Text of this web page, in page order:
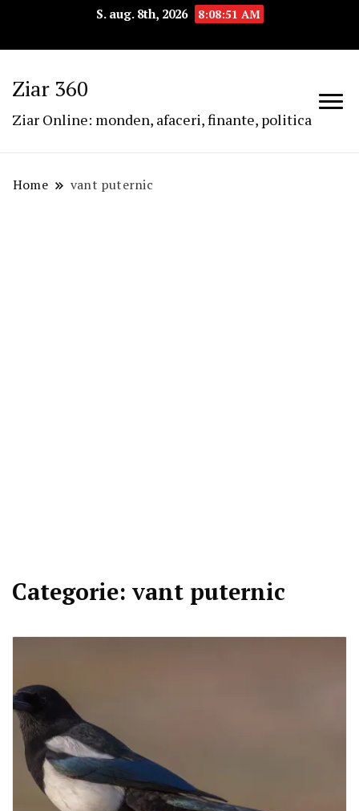
S. aug. 8th, 2026 8:08:51 AM
Ziar 360
Ziar Online: monden, afaceri, finante, politica
Home vant puternic
Categorie: vant puternic